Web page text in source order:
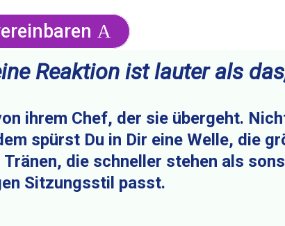
Reaktion ist lauter als
ihrem Chef, der sie übergeht.
spürst Du in Dir eine Welle, die
die schneller stehen als
Sitzungsstil passt.